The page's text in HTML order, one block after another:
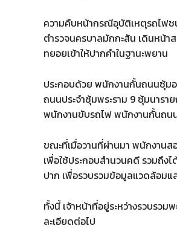
ความคืบหน้ากรณีอุบัติเหตุรถไฟ
ตำรวจนครบาลมักกะสัน เดินหน้า
ทยอยเข้าให้ปากคำในฐานะพยาน
ประกอบด้วย พนักงานกั้นถนนซุ้ม
ถนนประจำซุ้มพระราม 9 ซุ้มนาร
พนักงานขับรถไฟ พนักงานกั้นถน
ขณะที่เมื่อวานที่ผ่านมา พนักงาน
เพื่อใช้ประกอบสำนวนคดี รวมถึง
ปาก เพื่อรวบรวมข้อมูลแวดล้อม
ทั้งนี้ เจ้าหน้าที่อยู่ระหว่างรวบรว
ละเอียดต่อไป